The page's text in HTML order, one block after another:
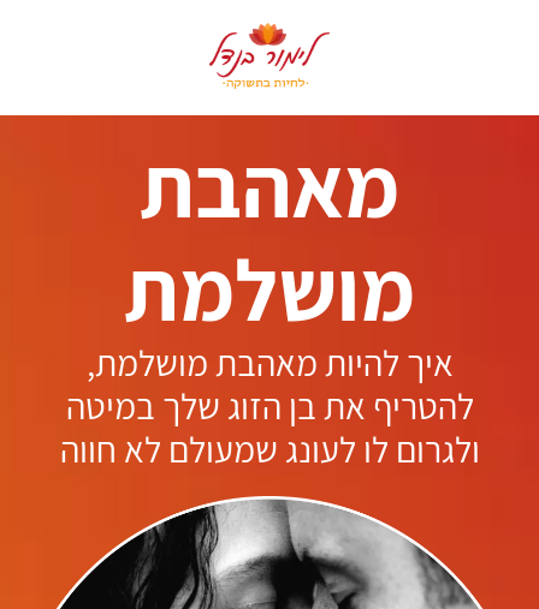
מאהבת
מושלמת
איך להיות מאהבת מושלמת,
להטריף את בן הזוג שלך במיטה
ולגרום לו לעונג שמעולם לא חווה